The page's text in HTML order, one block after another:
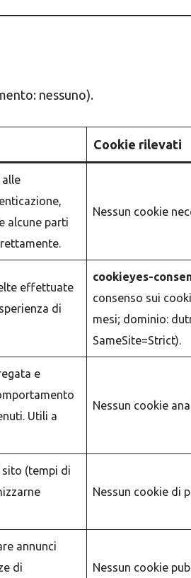
nessuno).
Cookie rilevati
alle
alcune parti
Nessun cookie
effettuate
di
cookieyes-
consenso sui
mesi; dominio:
SameSite=Strict).
e
Utili a
Nessun cookie
(tempi di
Nessun cookie di
annunci
di
Nessun cookie